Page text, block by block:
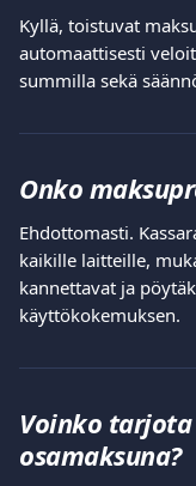
Kyllä, toistuvat
automaattisesti
summilla sekä
Onko
Ehdottomasti.
kaikille laitteille,
kannettavat ja
käyttökokemuksen.
Voinko
osamaksuna?